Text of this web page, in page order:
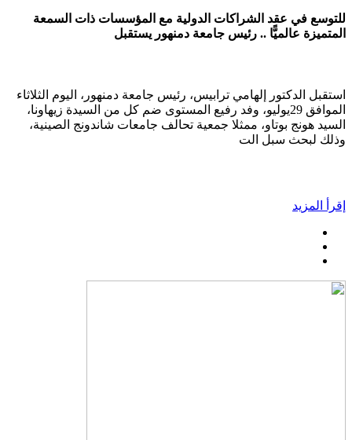
للتوسع في عقد الشراكات الدولية مع المؤسسات ذات السمعة
المتميزة عالميًّا .. رئيس جامعة دمنهور يستقبل
استقبل الدكتور إلهامي ترابيس، رئيس جامعة دمنهور، اليوم الثلاثاء
الموافق 29يوليو، وفد رفيع المستوى ضم كل من السيدة زيهاونا،
السيد هونج بوتاو، ممثلا جمعية تحالف جامعات شاندونج الصينية،
وذلك لبحث سبل الت
إقرأ المزيد